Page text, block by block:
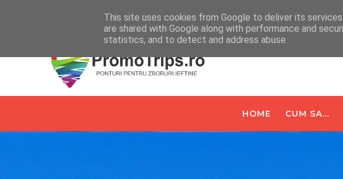
Despre PromoTrips.ro Intrebari Frecvente Carte De Oaspeti
HOME CUM SA...
This site uses cookies from Google to deliver its
are shared with Google along with performance and
statistics, and to detect and address abuse.